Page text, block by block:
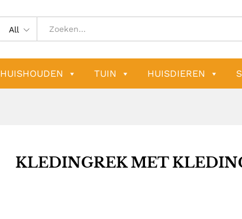
All
HUISHOUDEN TUIN HUISDIEREN
KLEDINGREK MET